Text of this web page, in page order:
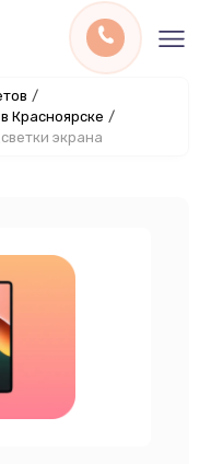
/
Красноярске /
экрана